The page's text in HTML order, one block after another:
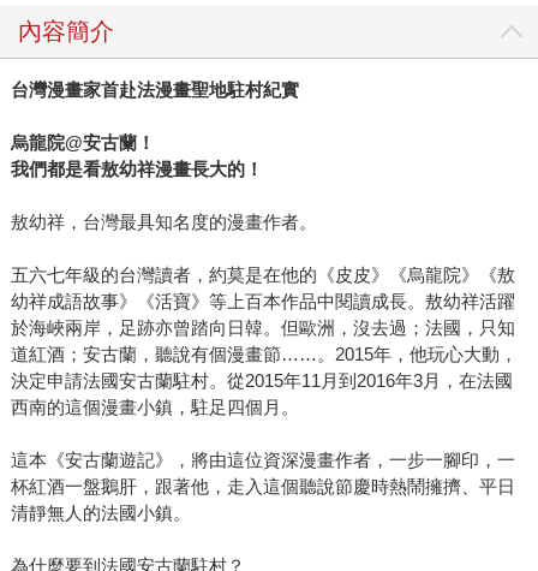
內容簡介
台灣漫畫家首赴法漫畫聖地駐村紀實
烏龍院@安古蘭！
我們都是看敖幼祥漫畫長大的！
敖幼祥，台灣最具知名度的漫畫作者。
五六七年級的台灣讀者，約莫是在他的《皮皮》《烏龍院》《敖
幼祥成語故事》《活寶》等上百本作品中閱讀成長。敖幼祥活躍
於海峽兩岸，足跡亦曾踏向日韓。但歐洲，沒去過；法國，只知
道紅酒；安古蘭，聽說有個漫畫節……。2015年，他玩心大動，
決定申請法國安古蘭駐村。從2015年11月到2016年3月，在法國
西南的這個漫畫小鎮，駐足四個月。
這本《安古蘭遊記》，將由這位資深漫畫作者，一步一腳印，一
杯紅酒一盤鵝肝，跟著他，走入這個聽說節慶時熱鬧擁擠、平日
清靜無人的法國小鎮。
為什麼要到法國安古蘭駐村？